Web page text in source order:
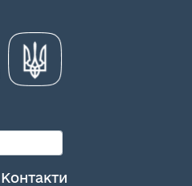
Контакти